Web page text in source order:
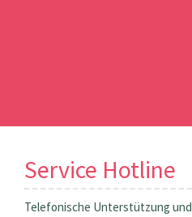
Service Hotline
Telefonische Unterstützung und